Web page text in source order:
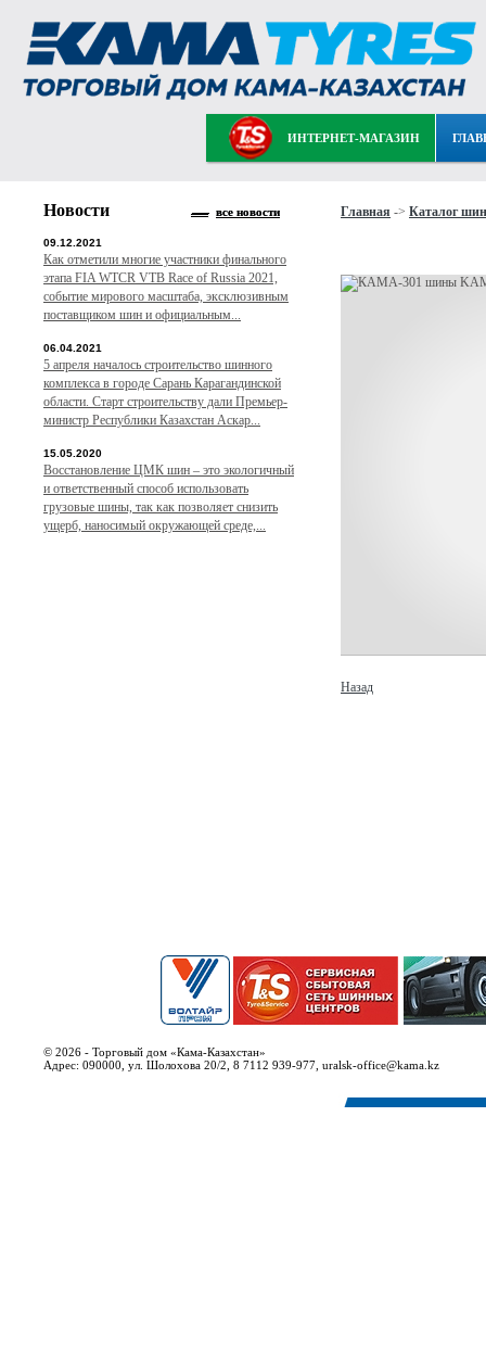
ИНТЕРНЕТ-МАГАЗИН
Главная -> Каталог шин
Назад
Новости все новости
09.12.2021
Как отметили многие участники финального
этапа FIA WTCR VTB Race of Russia 2021,
событие мирового масштаба, эксклюзивным
поставщиком шин и официальным...
06.04.2021
5 апреля началось строительство шинного
комплекса в городе Сарань Карагандинской
области. Старт строительству дали Премьер-
министр Республики Казахстан Аскар...
15.05.2020
Восстановление ЦМК шин – это экологичный
и ответственный способ использовать
грузовые шины, так как позволяет снизить
ущерб, наносимый окружающей среде,...
© 2026 - Торговый дом «Кама-Казахстан»
Адрес: 090000, ул. Шолохова 20/2, 8 7112 939-977, uralsk-office@kama.kz